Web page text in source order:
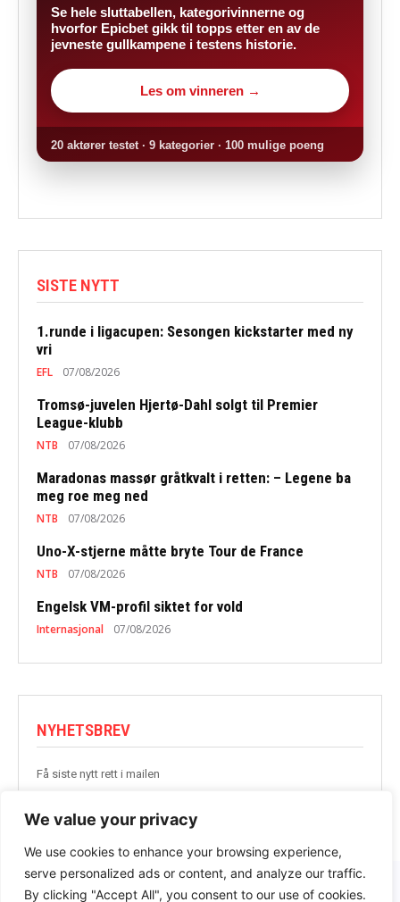
We value your privacy
We use cookies to enhance your browsing experience,
serve personalized ads or content, and analyze our traffic.
By clicking "Accept All", you consent to our use of cookies.
Se hele sluttabellen, kategorivinnerne og
hvorfor Epicbet gikk til topps etter en av de
jevneste gullkampene i testens historie.
Les om vinneren →
20 aktører testet · 9 kategorier · 100 mulige poeng
SISTE NYTT
1.runde i ligacupen: Sesongen kickstarter med ny
vri
EFL 07/08/2026
Tromsø-juvelen Hjertø-Dahl solgt til Premier
League-klubb
NTB 07/08/2026
Maradonas massør gråtkvalt i retten: – Legene ba
meg roe meg ned
NTB 07/08/2026
Uno-X-stjerne måtte bryte Tour de France
NTB 07/08/2026
Engelsk VM-profil siktet for vold
Internasjonal 07/08/2026
NYHETSBREV
Få siste nytt rett i mailen